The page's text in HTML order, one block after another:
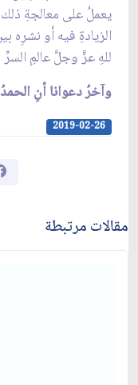
يعملُ على معالجةِ ذلك
الزيادةِ فيه أو نشرِه
للهِ عزَّ وجلَّ عالمِ
وآخرُ دعوانا أنِ
2019-02-26
مقالات مرتبطة